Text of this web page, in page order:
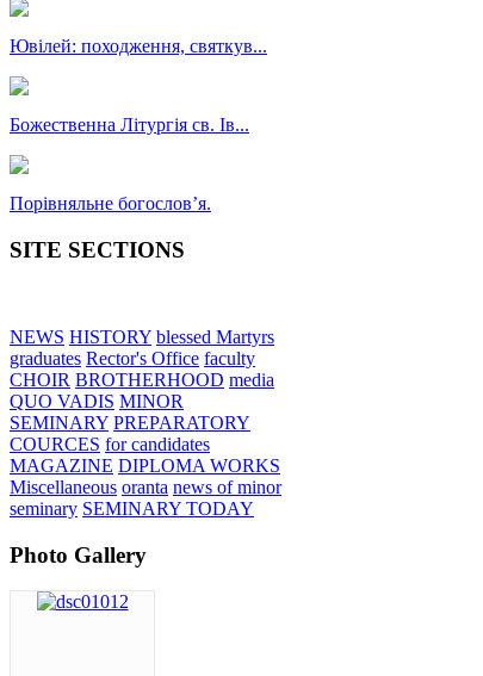
Ювілей: походження, святкув...
Божественна Літургія св. Ів...
Порівняльне богословʼя.
SITE SECTIONS
NEWS HISTORY blessed Martyrs
graduates Rector's Office faculty
CHOIR BROTHERHOOD media
QUO VADIS MINOR
SEMINARY PREPARATORY
COURCES for candidates
MAGAZINE DIPLOMA WORKS
Miscellaneous oranta news of minor
seminary SEMINARY TODAY
Photo Gallery